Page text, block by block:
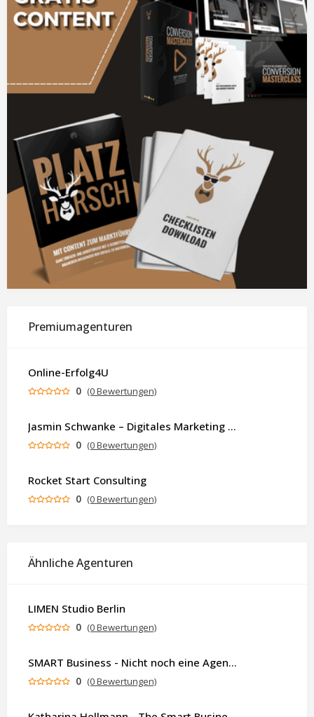
Premiumagenturen
Online-Erfolg4U
0 (0 Bewertungen)
Jasmin Schwanke – Digitales Marketing & KI-gestützte Contenterstellung
0 (0 Bewertungen)
Rocket Start Consulting
0 (0 Bewertungen)
Ähnliche Agenturen
LIMEN Studio Berlin
0 (0 Bewertungen)
SMART Business - Nicht noch eine Agentur. Sondern ein Partner, der dein Business als Ganzes denkt.
0 (0 Bewertungen)